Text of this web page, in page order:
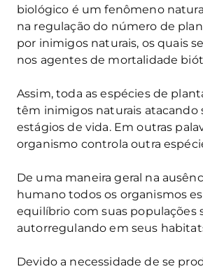
biológico é um fenômeno
na regulação do número de
por inimigos naturais, os quais
nos agentes de mortalidade
Assim, toda as espécies de
têm inimigos naturais atacando
estágios de vida. Em outras
organismo controla outra
De uma maneira geral na
humano todos os organismos
equilíbrio com suas populações
autorregulando em seus
Devido a necessidade de se